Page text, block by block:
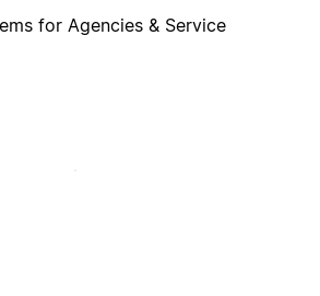
for Agencies & Service